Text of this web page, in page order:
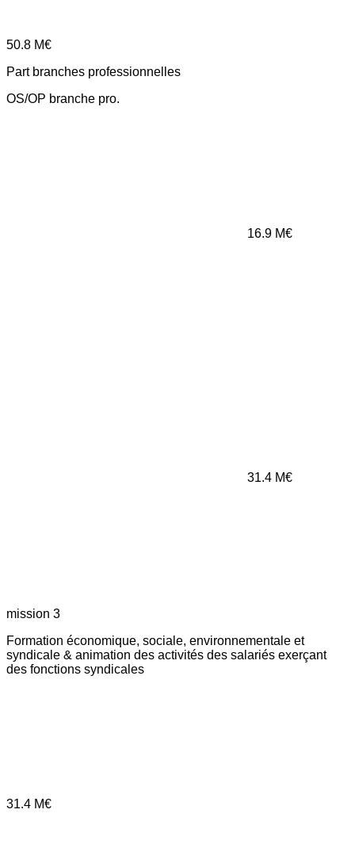
50.8 M€
Part branches professionnelles
OS/OP branche pro.
16.9 M€
31.4 M€
mission 3
Formation économique, sociale, environnementale et
syndicale & animation des activités des salariés exerçant
des fonctions syndicales
31.4 M€